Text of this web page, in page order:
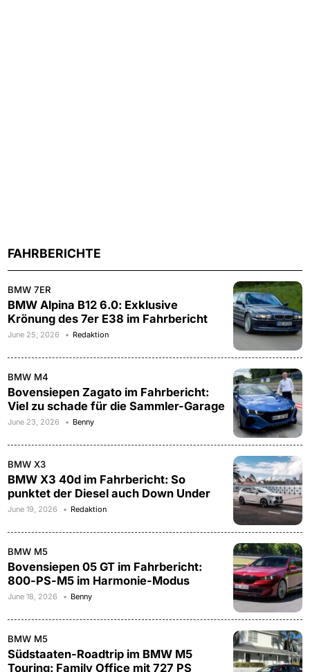
FAHRBERICHTE
BMW 7ER
BMW Alpina B12 6.0: Exklusive
Krönung des 7er E38 im Fahrbericht
June 25, 2026 Redaktion
BMW M4
Bovensiepen Zagato im Fahrbericht:
Viel zu schade für die Sammler-Garage
June 23, 2026 Benny
BMW X3
BMW X3 40d im Fahrbericht: So
punktet der Diesel auch Down Under
June 19, 2026 Redaktion
BMW M5
Bovensiepen 05 GT im Fahrbericht:
800-PS-M5 im Harmonie-Modus
June 18, 2026 Benny
BMW M5
Südstaaten-Roadtrip im BMW M5
Touring: Family Office mit 727 PS